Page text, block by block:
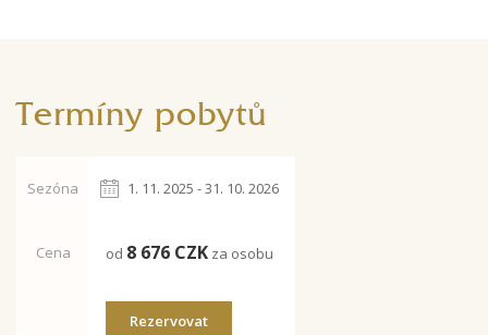
Termíny pobytů
Sezóna
Cena
1. 11. 2025 - 31. 10. 2026
od 8 676 CZK za osobu
Rezervovat